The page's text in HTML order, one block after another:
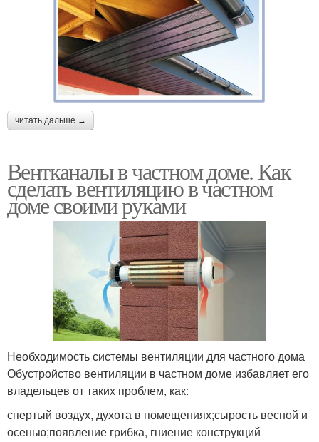
читать дальше →
Вентканалы в частном доме. Как
сделать вентиляцию в частном
доме своими руками
Необходимость системы вентиляции для частного дома
Обустройство вентиляции в частном доме избавляет его
владельцев от таких проблем, как:
спертый воздух, духота в помещениях;сырость весной и
осенью;появление грибка, гниение конструкций